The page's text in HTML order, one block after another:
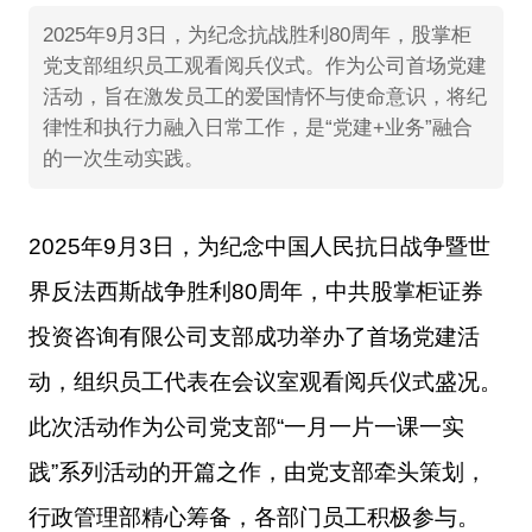
2025年9月3日，为纪念抗战胜利80周年，股掌柜
党支部组织员工观看阅兵仪式。作为公司首场党建
活动，旨在激发员工的爱国情怀与使命意识，将纪
律性和执行力融入日常工作，是“党建+业务”融合
的一次生动实践。
2025年9月3日，为纪念中国人民抗日战争暨世
界反法西斯战争胜利80周年， 中共股掌柜证券
投资咨询有限公司支部成功举办了首场党建活
动 ， 组织员工代表在会议室观看阅兵仪式盛况。
此次活动作为公司党支部“一月一片一课一实
践”系列活动的开篇之作， 由党支部牵头策划 ，
行政管理部精心筹备，各部门员工积极参与。